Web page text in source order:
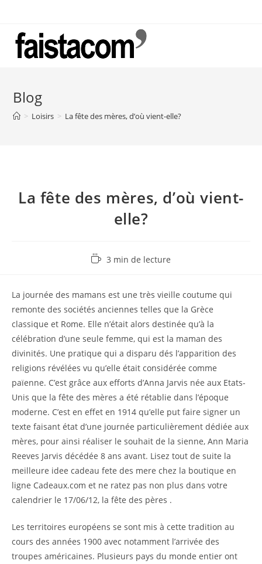
content
Blog
> Loisirs > La fête des mères, d’où vient-elle?
La fête des mères, d’où vient-
elle?
Temps3 min de lecture
La journée des mamans est une très vieille coutume qui
remonte des sociétés anciennes telles que la Grèce
classique et Rome. Elle n’était alors destinée qu’à la
célébration d’une seule femme, qui est la maman des
divinités. Une pratique qui a disparu dés l’apparition des
religions révélées vu qu’elle était considérée comme
païenne. C’est grâce aux efforts d’Anna Jarvis née aux Etats-
Unis que la fête des mères a été rétablie dans l’époque
moderne. C’est en effet en 1914 qu’elle put faire signer un
texte faisant état d’une journée particulièrement dédiée aux
mères, pour ainsi réaliser le souhait de la sienne, Ann Maria
Reeves Jarvis décédée 8 ans avant. Lisez tout de suite la
meilleure idee cadeau fete des mere chez la boutique en
ligne Cadeaux.com et ne ratez pas non plus dans votre
calendrier le 17/06/12, la fête des pères .
Les territoires européens se sont mis à cette tradition au
cours des années 1900 avec notamment l’arrivée des
troupes américaines. Plusieurs pays du monde entier ont